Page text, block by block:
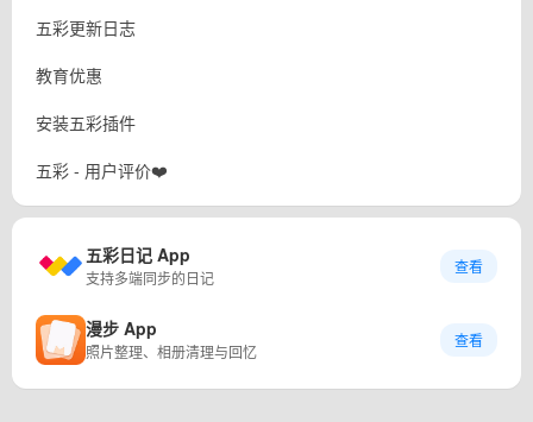
五彩更新日志
教育优惠
安装五彩插件
五彩 - 用户评价❤️
五彩日记 App
支持多端同步的日记
查看
漫步 App
照片整理、相册清理与回忆
查看